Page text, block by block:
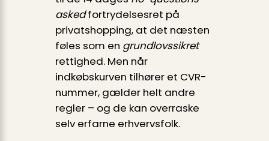
askedfortrydelsesret på
privatshopping, at det næsten
føles som en grundlovssikret
rettighed. Men når
indkøbskurven tilhører et CVR-
nummer, gælder helt andre
regler – og de kan overraske
selv erfarne erhvervsfolk.